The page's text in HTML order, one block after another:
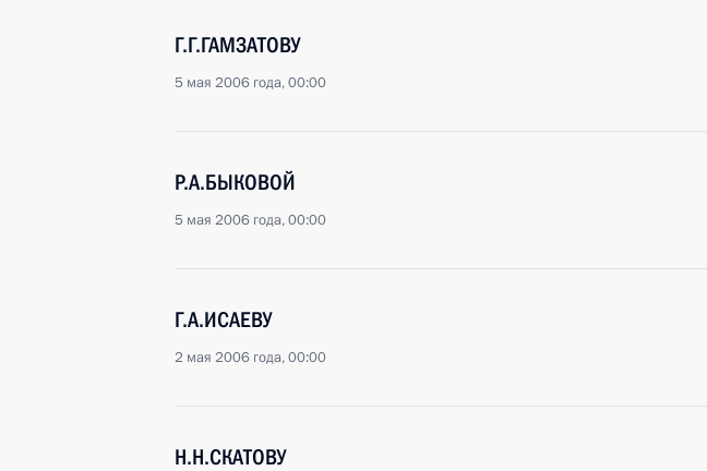
Г.Г.ГАМЗАТОВУ
5 мая 2006 года, 00:00
Р.А.БЫКОВОЙ
5 мая 2006 года, 00:00
Г.А.ИСАЕВУ
2 мая 2006 года, 00:00
Н.Н.СКАТОВУ